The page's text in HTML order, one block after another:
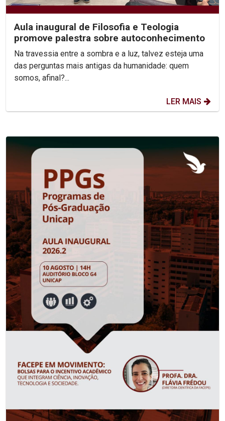
Aula inaugural de Filosofia e Teologia
promove palestra sobre autoconhecimento
Na travessia entre a sombra e a luz, talvez esteja uma
das perguntas mais antigas da humanidade: quem
somos, afinal?...
LER MAIS